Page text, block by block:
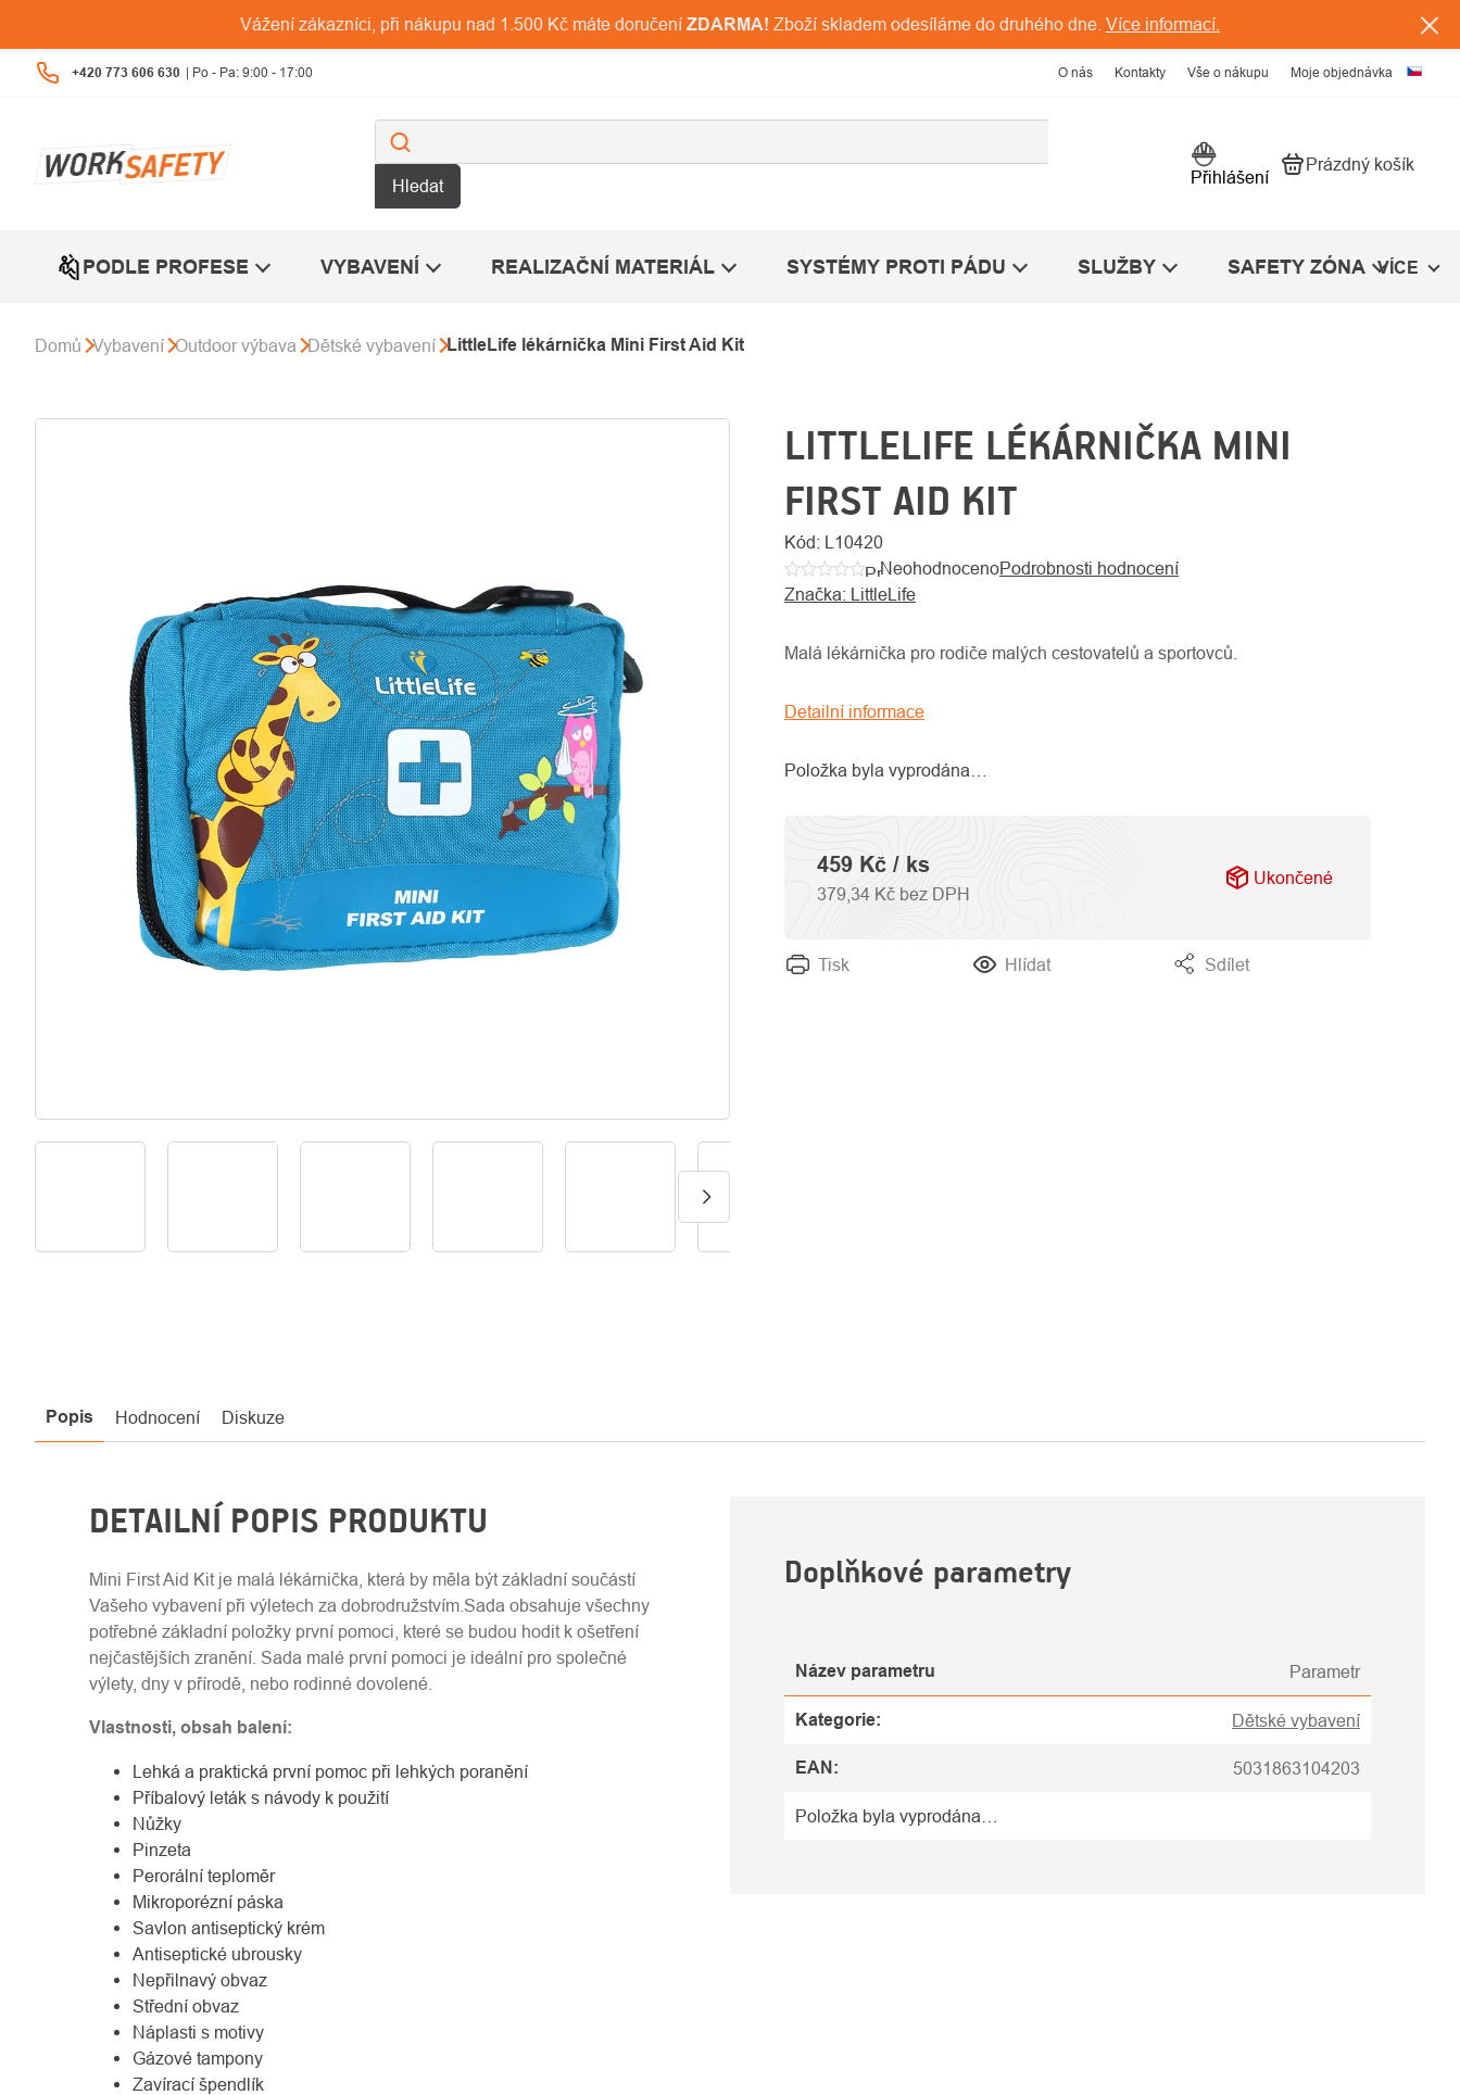
obsah
Vážení zákazníci, při nákupu nad 1.500 Kč máte doručení ZDARMA! Zboží skladem odesíláme do druhého dne. Více informací.
+420 773 606 630 O nás Kontakty Vše o nákupu Moje objednávka
Hledat Přihlášení Nákupní košík
Prázdný košík
PODLE PROFESE VYBAVENÍ REALIZAČNÍ MATERIÁL SYSTÉMY PROTI PÁDU SLUŽBY SAFETY ZÓNA VÍCE
Domů Vybavení Outdoor výbava Dětské vybavení LittleLife lékárnička Mini First Aid Kit
LITTLELIFE LÉKÁRNIČKA MINI
FIRST AID KIT
Kód: L10420
Průměrné
hodnocení
je
z
NeohodnocenoPodrobnosti hodnocení
Značka: LittleLife
Položka byla vyprodána…
Malá lékárnička pro rodiče malých cestovatelů a sportovců.
Detailní informace
Tisk Hlídat Sdílet
459 Kč / ks
379,34 Kč bez DPH
Ukončené
Popis Hodnocení Diskuze
DETAILNÍ POPIS PRODUKTU
Mini First Aid Kit je malá lékárnička, která by měla být základní součástí
Vašeho vybavení při výletech za dobrodružstvím.Sada obsahuje všechny
potřebné základní položky první pomoci, které se budou hodit k ošetření
nejčastějších zranění. Sada malé první pomoci je ideální pro společné
výlety, dny v přírodě, nebo rodinné dovolené.
Vlastnosti, obsah balení:
Lehká a praktická první pomoc při lehkých poranění
Příbalový leták s návody k použití
Nůžky
Pinzeta
Perorální teploměr
Mikroporézní páska
Savlon antiseptický krém
Antiseptické ubrousky
Nepřilnavý obvaz
Střední obvaz
Náplasti s motivy
Gázové tampony
Zavírací špendlík
Doplňkové parametry
Název parametru Parametr
Kategorie: Dětské vybavení
EAN: 5031863104203
Položka byla vyprodána…